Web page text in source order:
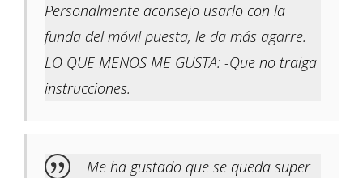
Personalmente aconsejo usarlo con la
funda del móvil puesta, le da más agarre.
LO QUE MENOS ME GUSTA: -Que no traiga
instrucciones.
Me ha gustado que se queda super